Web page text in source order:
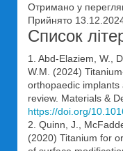
Отримано у
Прийнято
Список
1. Abd-Elaziem, W.,
W.M. (2024)
orthopaedic implants
review. Materials &
https://doi.org/
2. Quinn, J.,
(2020) Titanium for